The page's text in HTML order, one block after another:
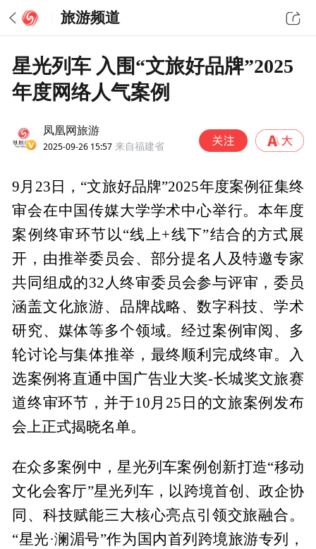
旅游频道
星光列车 入围“文旅好品牌”2025
年度网络人气案例
凤凰网旅游
2025-09-26 15:57 来自福建省
9月23日，“文旅好品牌”2025年度案例征集终
审会在中国传媒大学学术中心举行。本年度
案例终审环节以“线上+线下”结合的方式展
开，由推举委员会、部分提名人及特邀专家
共同组成的32人终审委员会参与评审，委员
涵盖文化旅游、品牌战略、数字科技、学术
研究、媒体等多个领域。经过案例审阅、多
轮讨论与集体推举，最终顺利完成终审。入
选案例将直通中国广告业大奖-长城奖文旅赛
道终审环节，并于10月25日的文旅案例发布
会上正式揭晓名单。
在众多案例中，星光列车案例创新打造“移动
文化会客厅”星光列车，以跨境首创、政企协
同、科技赋能三大核心亮点引领交旅融合。
“星光·澜湄号”作为国内首列跨境旅游专列，